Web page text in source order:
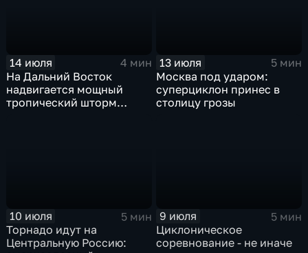
14 июля
4 мин
На Дальний Восток
надвигается мощный
тропический шторм
13 июля
5 мин
Москва под ударом:
суперциклон принес в
столицу грозы
10 июля
5 мин
Торнадо идут на
Центральную Россию:
9 июля
5 мин
Циклоническое
соревнование - не иначе